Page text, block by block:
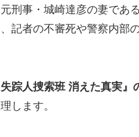
刑事・城崎達彦の妻であ
記者の不審死や警察内部
失踪人捜索班 消えた真実
します。